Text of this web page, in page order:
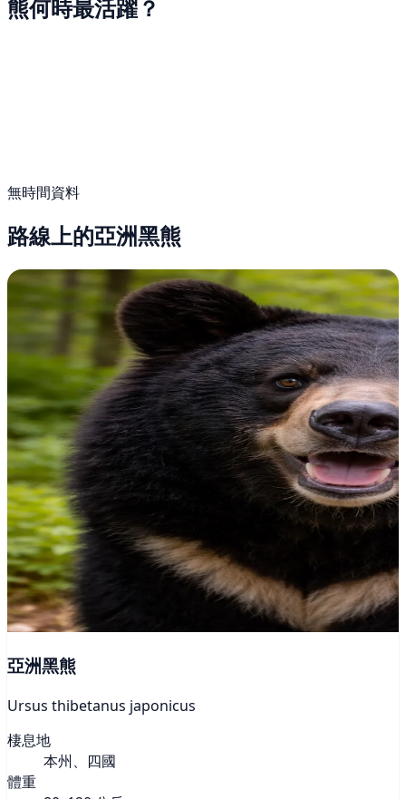
熊何時最活躍？
無時間資料
路線上的亞洲黑熊
亞洲黑熊
Ursus thibetanus japonicus
棲息地
本州、四國
體重